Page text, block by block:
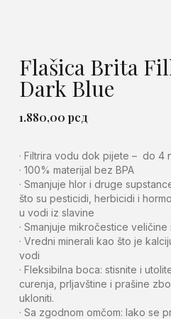
Flašica Brita
Dark Blue
1.880,00 рсд
· Filtrira vodu dok pijete – do 4
· 100% materijal bez BPA
· Smanjuje hlor i druge
što su pesticidi, herbicidi i
u vodi iz slavine
· Smanjuje mikročestice veličine
· Vredni minerali kao što je
vodi
· Fleksibilna boca: stisnite i
curenja, prljavštine i prašine
ukloniti.
· Sa zgodnom omčom: lako se